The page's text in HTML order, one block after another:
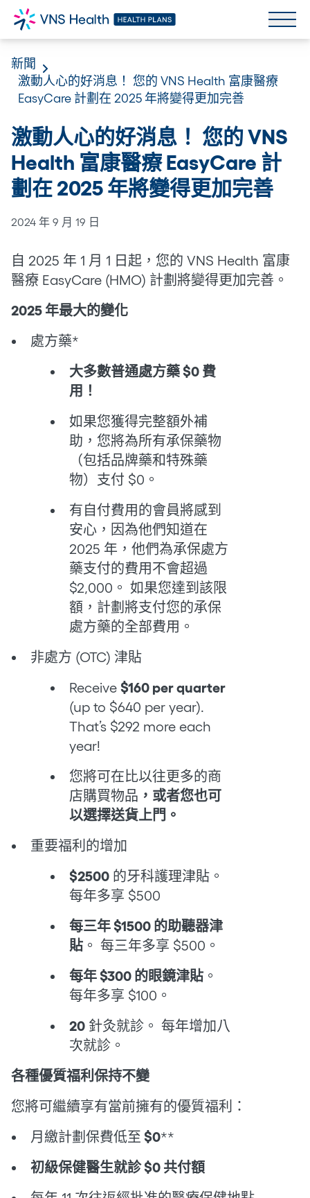
新聞
激動人心的好消息！ 您的 VNS Health 富康醫療
EasyCare 計劃在 2025 年將變得更加完善
激動人心的好消息！ 您的 VNS
Health 富康醫療 EasyCare 計
劃在 2025 年將變得更加完善
2024 年 9 月 19 日
自 2025 年 1 月 1 日起，您的 VNS Health 富康
醫療 EasyCare (HMO) 計劃將變得更加完善。
2025 年最大的變化
處方藥*
大多數普通處方藥 $0 費
用！
如果您獲得完整額外補
助，您將為所有承保藥物
（包括品牌藥和特殊藥
物）支付 $0。
有自付費用的會員將感到
安心，因為他們知道在
2025 年，他們為承保處方
藥支付的費用不會超過
$2,000。 如果您達到該限
額，計劃將支付您的承保
處方藥的全部費用。
非處方 (OTC) 津貼
Receive $160 per quarter
(up to $640 per year).
That’s $292 more each
year!
您將可在比以往更多的商
店購買物品 ，或者您也可
以選擇送貨上門。
重要福利的增加
$2500 的牙科護理津貼。
每年多享 $500
每三年 $1500 的助聽器津
貼 。 每三年多享 $500。
每年 $300 的眼鏡津貼 。
每年多享 $100。
20 針灸就診。 每年增加八
次就診。
各種優質福利保持不變
您將可繼續享有當前擁有的優質福利：
月繳計劃保費低至 $0**
初級保健醫生就診 $0 共付額